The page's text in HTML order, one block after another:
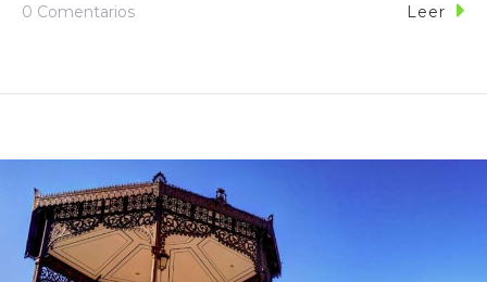
0 Comentarios
Leer